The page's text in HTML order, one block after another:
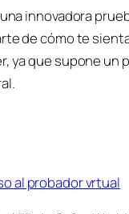
innovadora
de cómo te
ya que supone un
al probador vrtual